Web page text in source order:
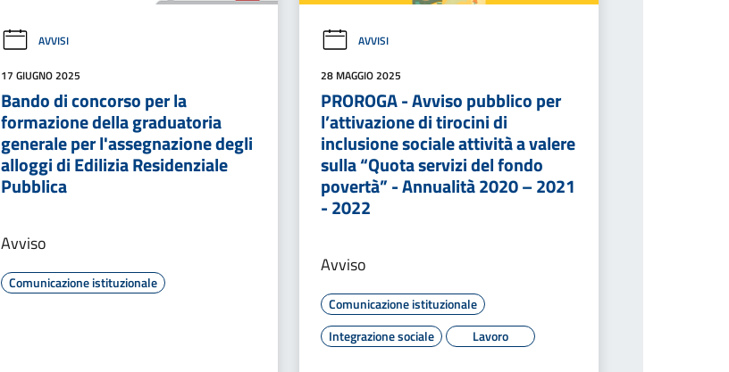
AVVISI
17 GIUGNO 2025
Bando di concorso per la
formazione della graduatoria
generale per l'assegnazione degli
alloggi di Edilizia Residenziale
Pubblica
Avviso
Comunicazione istituzionale
AVVISI
28 MAGGIO 2025
PROROGA - Avviso pubblico per
l’attivazione di tirocini di
inclusione sociale attività a valere
sulla “Quota servizi del fondo
povertà” - Annualità 2020 – 2021
- 2022
Avviso
Comunicazione istituzionale
Integrazione sociale
Lavoro